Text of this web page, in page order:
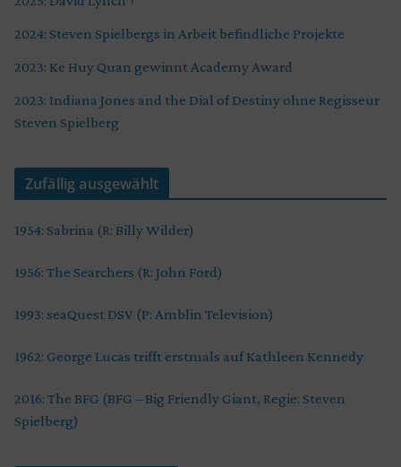
2024: Steven Spielbergs in Arbeit befindliche Projekte
2023: Ke Huy Quan gewinnt Academy Award
2023: Indiana Jones and the Dial of Destiny ohne Regisseur
Steven Spielberg
Zufällig ausgewählt
1954: Sabrina (R: Billy Wilder)
1956: The Searchers (R: John Ford)
1993: seaQuest DSV (P: Amblin Television)
1962: George Lucas trifft erstmals auf Kathleen Kennedy
2016: The BFG (BFG – Big Friendly Giant, Regie: Steven
Spielberg)